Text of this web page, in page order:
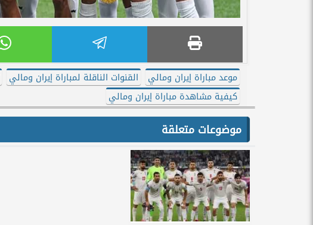
موعد مباراة إيران ومالي القنوات الناقلة لمباراة إيران ومالي
كيفية مشاهدة مباراة إيران ومالي
موضوعات متعلقة